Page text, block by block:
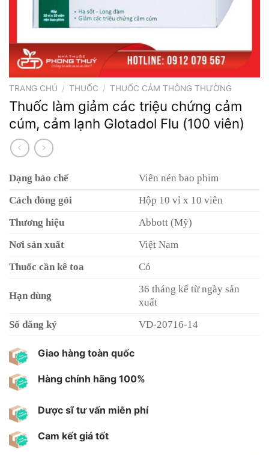
TRANG CHỦ / THUỐC / THUỐC CẢM THÔNG THƯỜNG
Thuốc làm giảm các triệu chứng cảm
cúm, cảm lạnh Glotadol Flu (100 viên)
Dạng bào chế
Viên nén bao phim
Cách đóng gói
Hộp 10 vỉ x 10 viên
Thương hiệu
Abbott (Mỹ)
Nơi sản xuất
Việt Nam
Thuốc cần kê toa
Có
Hạn dùng
36 tháng kể từ ngày sản
xuất
Số đăng ký
VD-20716-14
Giao hàng toàn quốc
Hàng chính hãng 100%
Dược sĩ tư vấn miễn phí
Cam kết giá tốt